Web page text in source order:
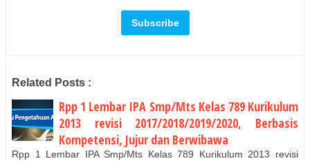
Related Posts :
Rpp 1 Lembar IPA Smp/Mts Kelas 789 Kurikulum
2013 revisi 2017/2018/2019/2020, Berbasis
Kompetensi, Jujur dan Berwibawa
Rpp 1 Lembar IPA Smp/Mts Kelas 789 Kurikulum 2013 revisi